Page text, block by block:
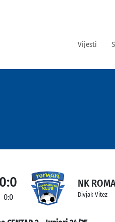
Vijesti
0:0
0:0
NK
Divjak Vitez